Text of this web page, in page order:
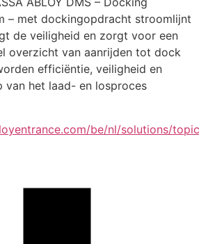
– met dockingopdracht stroomlijnt
de veiligheid en zorgt voor een
overzicht van aanrijden tot dock
efficiëntie, veiligheid en
van het laad- en losproces
be/nl/solutions/